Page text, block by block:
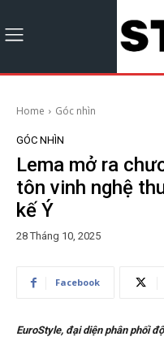
Home Góc nhìn
GÓC NHÌN
Lema mở ra
tôn vinh nghệ
kế Ý
28 Tháng 10, 2025
Facebook
EuroStyle, đại diện phân phối